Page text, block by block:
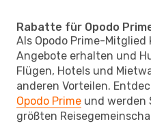
Rabatte für Opodo
Als Opodo Prime-Mitglied
Angebote erhalten und
Flügen, Hotels und
anderen Vorteilen.
Opodo Prime und werden
größten